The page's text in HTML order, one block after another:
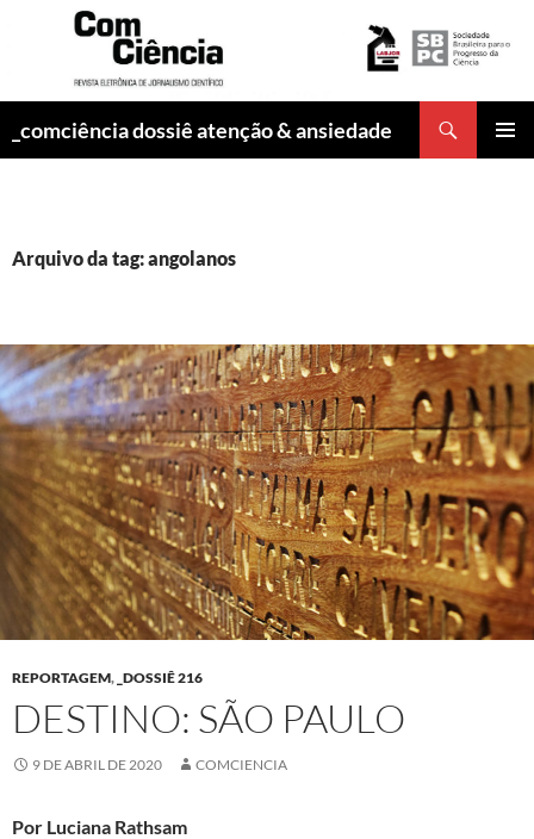
_comciência dossiê atenção & ansiedade
Arquivo da tag: angolanos
REPORTAGEM, _DOSSIÊ 216
DESTINO: SÃO PAULO
9 DE ABRIL DE 2020 COMCIENCIA
Por Luciana Rathsam